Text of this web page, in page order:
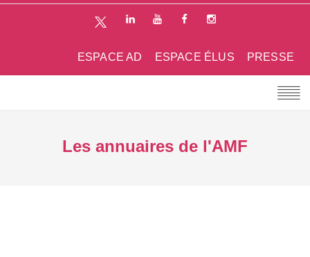
PRESSE
ESPACE ÉLUS
ESPACE AD
Les annuaires de l'AMF